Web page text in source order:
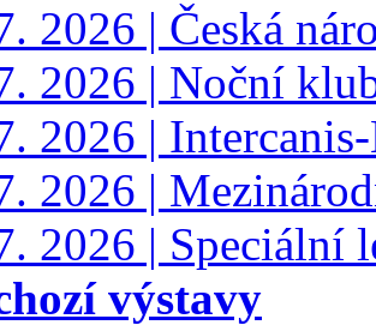
2026 | Česká
2026 | Noční
2026 |
2026 |
2026 | Speciální
výstavy